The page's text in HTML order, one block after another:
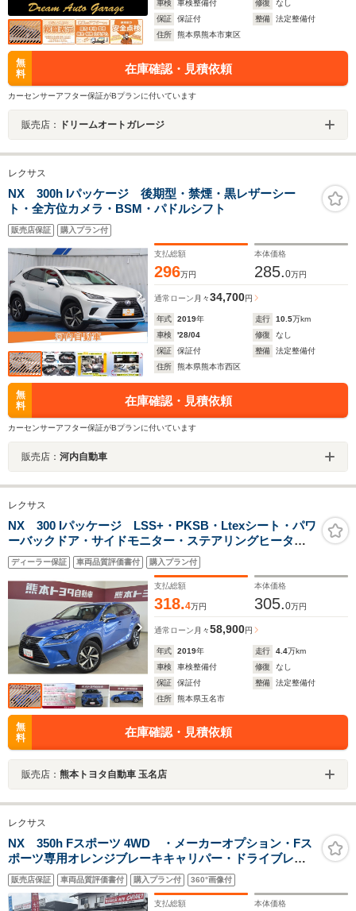
車検 車検整備付 修復
なし
保証
保証付 整備
法定整備付
住所
熊本県熊本市東区
無
料
在庫確認・見積依頼
カーセンサーアフター保証がBプランに付いています
販売店： ドリームオートガレージ
レクサス
NX 300h Iパッケージ 後期型・禁煙・黒レザーシー
ト・全方位カメラ・BSM・パドルシフト
販売店保証 購入プラン付
支払総額
296万円
本体価格
285.0万円
通常ローン 月々34,700円
年式 2019年 走行 10.5万km
車検
'28/04 修復
なし
保証
保証付 整備
法定整備付
住所
熊本県熊本市西区
無
料
在庫確認・見積依頼
カーセンサーアフター保証がBプランに付いています
販売店： 河内自動車
レクサス
NX 300 Iパッケージ LSS+・PKSB・Ltexシート・パワ
ーバックドア・サイドモニター・ステアリングヒータ
ー・18AW・前席シートヒーター/パワーシート・LEDフ
ロントフォグランプ・カードキー・ワンオーナー車・ロ
ングラン保証付
ディーラー保証 車両品質評価書付 購入プラン付
支払総額
318.4万円
本体価格
305.0万円
通常ローン 月々58,900円
年式 2019年 走行 4.4万km
車検
車検整備付 修復
なし
保証
保証付 整備
法定整備付
住所
熊本県玉名市
無
料
在庫確認・見積依頼
販売店： 熊本トヨタ自動車 玉名店
レクサス
NX 350h Fスポーツ 4WD ・メーカーオプション・Fス
ポーツ専用オレンジブレーキキャリパー・ドライブレコ
ーダー・デジタルインナーミラー・ルーフレール+パノラ
マルーフ・三眼LEDヘッドライト・ETC2.0・アップルカ
ープレイ
販売店保証 車両品質評価書付 購入プラン付 360°画像付
支払総額 本体価格